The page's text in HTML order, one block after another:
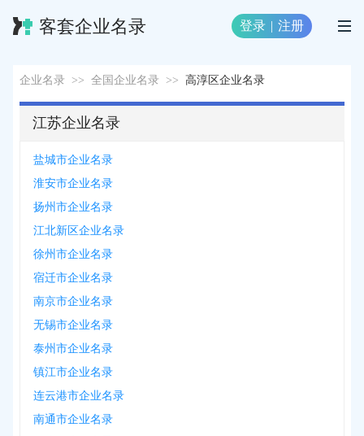
客套企业名录 登录 | 注册
企业名录 >> 全国企业名录 >> 高淳区企业名录
江苏企业名录
盐城市企业名录
淮安市企业名录
扬州市企业名录
江北新区企业名录
徐州市企业名录
宿迁市企业名录
南京市企业名录
无锡市企业名录
泰州市企业名录
镇江市企业名录
连云港市企业名录
南通市企业名录